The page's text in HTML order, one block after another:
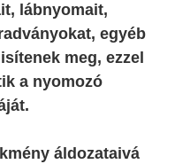
lábnyomait,
egyéb
meg, ezzel
a nyomozó
áldozataivá